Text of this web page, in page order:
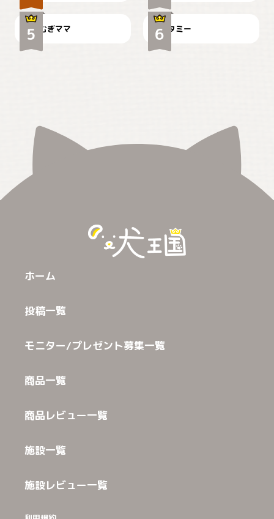
むぎママ タミー
ホーム
投稿一覧
モニター/プレゼント募集一覧
商品一覧
商品レビュー一覧
施設一覧
施設レビュー一覧